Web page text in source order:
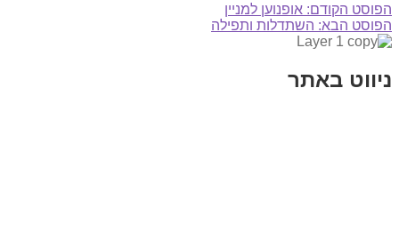
הפוסט הקודם: אופנוען למניין
הפוסט הבא: השתדלות ותפילה
ניווט באתר